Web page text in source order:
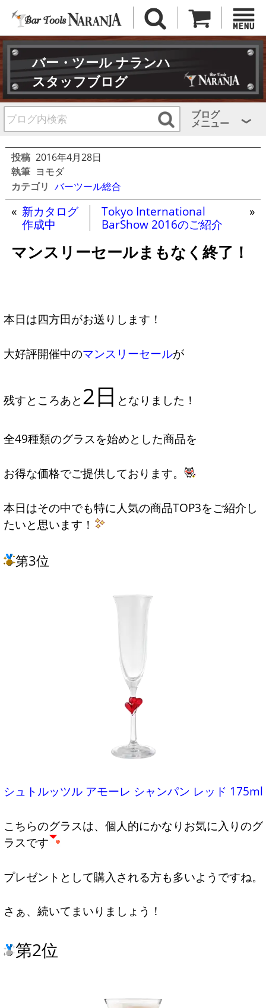
バー・ツール ナランハ
スタッフブログ
ブログ
メニュー
投稿 2016年4月28日
執筆 ヨモダ
カテゴリ バーツール総合
« 新カタログ
作成中
Tokyo International
BarShow 2016のご紹介
»
マンスリーセールまもなく終了！
本日は四方田がお送りします！
大好評開催中のマンスリーセールが
残すところあと 2日 となりました！
全49種類のグラスを始めとした商品を
お得な価格でご提供しております。
本日はその中でも特に人気の商品TOP3をご紹介し
たいと思います！
第3位
シュトルッツル アモーレ シャンパン レッド 175ml
こちらのグラスは、個人的にかなりお気に入りのグ
ラスです
プレゼントとして購入される方も多いようですね。
さぁ、続いてまいりましょう！
第2位